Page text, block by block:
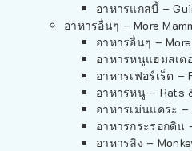
อาหารแกสบี้ –
อาหารอื่นๆ – More
อาหารอื่นๆ –
อาหารหนูแฮมสเต
อาหารเฟอร์เร็ต –
อาหารหนู – Rats
อาหารเม่นแคระ –
อาหารกระรอกดิน
อาหารลิง –